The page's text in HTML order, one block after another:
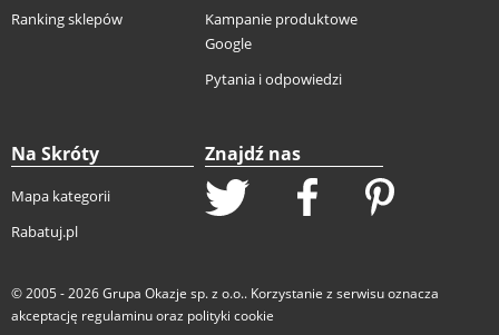
Ranking sklepów
Kampanie produktowe
Google
Pytania i odpowiedzi
Na Skróty
Mapa kategorii
Rabatuj.pl
Znajdź nas
© 2005 - 2026Grupa Okazje sp. z o.o.. Korzystanie z serwisu oznacza
akceptację regulaminuoraz polityki cookie